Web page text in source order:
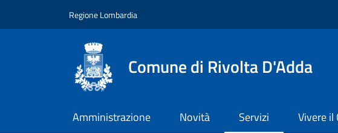
Regione Lombardia
Comune di Rivolta D'Adda
Amministrazione Novità Servizi Vivere il